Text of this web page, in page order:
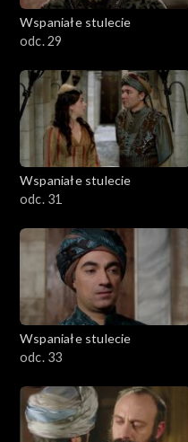
Wspaniałe stulecie
odc. 29
Wspaniałe stulecie
odc. 31
Wspaniałe stulecie
odc. 33